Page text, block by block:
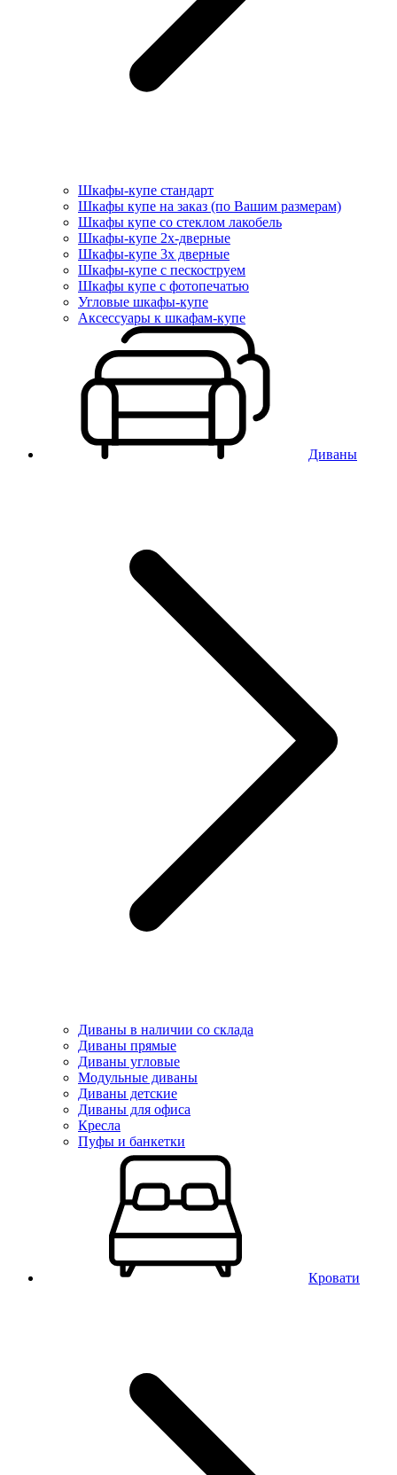
Шкафы-купе стандарт
Шкафы купе на заказ (по Вашим размерам)
Шкафы купе со стеклом лакобель
Шкафы-купе 2х-дверные
Шкафы-купе 3х дверные
Шкафы-купе с пескоструем
Шкафы купе с фотопечатью
Угловые шкафы-купе
Аксессуары к шкафам-купе
Диваны
Диваны в наличии со склада
Диваны прямые
Диваны угловые
Модульные диваны
Диваны детские
Диваны для офиса
Кресла
Пуфы и банкетки
Кровати